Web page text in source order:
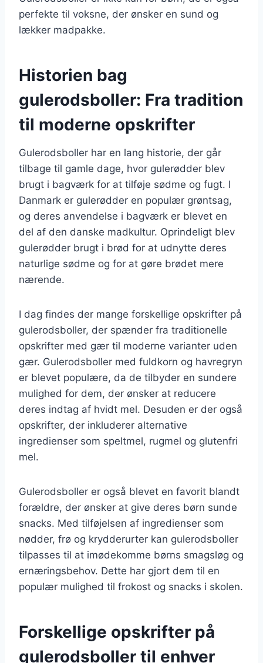
perfekte til voksne, der ønsker en sund og
lækker madpakke.
Historien bag
gulerodsboller: Fra tradition
til moderne opskrifter
Gulerodsboller har en lang historie, der går
tilbage til gamle dage, hvor gulerødder blev
brugt i bagværk for at tilføje sødme og fugt. I
Danmark er gulerødder en populær grøntsag,
og deres anvendelse i bagværk er blevet en
del af den danske madkultur. Oprindeligt blev
gulerødder brugt i brød for at udnytte deres
naturlige sødme og for at gøre brødet mere
nærende.
I dag findes der mange forskellige opskrifter på
gulerodsboller, der spænder fra traditionelle
opskrifter med gær til moderne varianter uden
gær. Gulerodsboller med fuldkorn og havregryn
er blevet populære, da de tilbyder en sundere
mulighed for dem, der ønsker at reducere
deres indtag af hvidt mel. Desuden er der også
opskrifter, der inkluderer alternative
ingredienser som speltmel, rugmel og glutenfri
mel.
Gulerodsboller er også blevet en favorit blandt
forældre, der ønsker at give deres børn sunde
snacks. Med tilføjelsen af ingredienser som
nødder, frø og krydderurter kan gulerodsboller
tilpasses til at imødekomme børns smagsløg og
ernæringsbehov. Dette har gjort dem til en
populær mulighed til frokost og snacks i skolen.
Forskellige opskrifter på
gulerodsboller til enhver